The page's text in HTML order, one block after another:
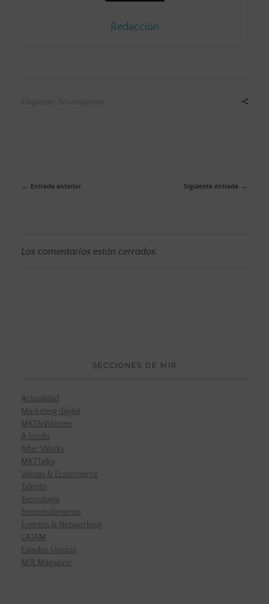
Redacción
Etiquetas: Sin etiquetas
Entrada anterior Siguiente entrada
Los comentarios están cerrados.
SECCIONES DE MIR
Actualidad
Marketing digital
MKT&Women
A fondo
After Works
MKTTalks
Ventas & Ecommerce
Talento
Tecnología
Emprendimiento
Eventos & Networking
LATAM
Estados Unidos
MIR Magazine